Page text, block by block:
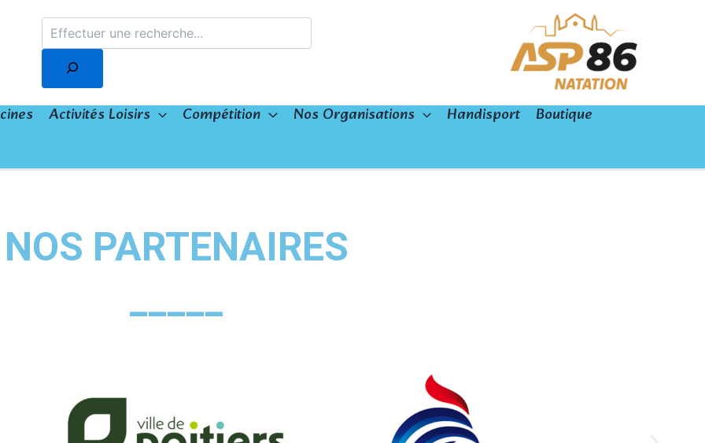
Activités Loisirs Compétition Nos Organisations Handisport Boutique
NOS PARTENAIRES